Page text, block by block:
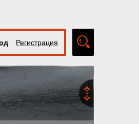
Регистрация
поиск